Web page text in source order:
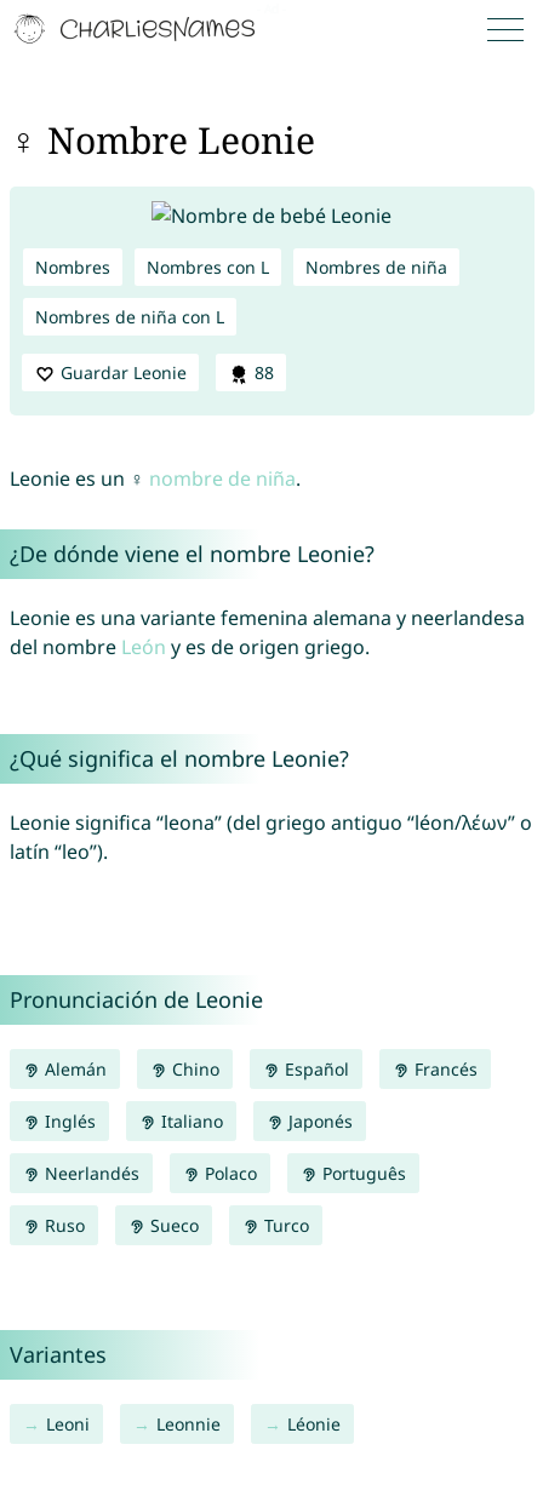
♀ Nombre Leonie
Nombres Nombres con L Nombres de niña
Nombres de niña con L
Guardar Leonie 88
Leonie es un ♀ nombre de niña.
¿De dónde viene el nombre Leonie?
Leonie es una variante femenina alemana y neerlandesa
del nombre León y es de origen griego.
¿Qué significa el nombre Leonie?
Leonie significa “leona” (del griego antiguo “léon/λέων” o
latín “leo”).
Pronunciación de Leonie
Alemán Chino Español Francés
Inglés Italiano Japonés
Neerlandés Polaco Português
Ruso Sueco Turco
Variantes
Leoni Leonnie Léonie